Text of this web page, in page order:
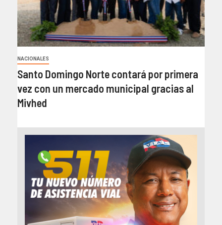
NACIONALES
Santo Domingo Norte contará por primera
vez con un mercado municipal gracias al
Mivhed